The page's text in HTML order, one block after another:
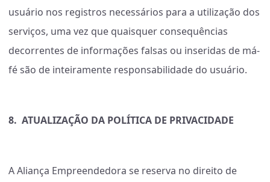
usuário nos registros necessários para a utilização dos
serviços, uma vez que quaisquer consequências
decorrentes de informações falsas ou inseridas de má-
fé são de inteiramente responsabilidade do usuário.
8. ATUALIZAÇÃO DA POLÍTICA DE PRIVACIDADE
A Aliança Empreendedora se reserva no direito de